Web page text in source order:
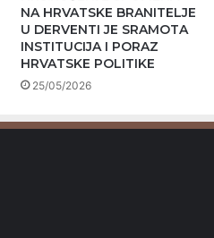
NA HRVATSKE BRANITELJE
U DERVENTI JE SRAMOTA
INSTITUCIJA I PORAZ
HRVATSKE POLITIKE
25/05/2026